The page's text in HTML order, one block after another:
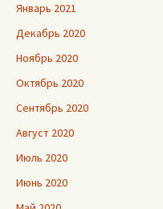
Январь 2021
Декабрь 2020
Ноябрь 2020
Октябрь 2020
Сентябрь 2020
Август 2020
Июль 2020
Июнь 2020